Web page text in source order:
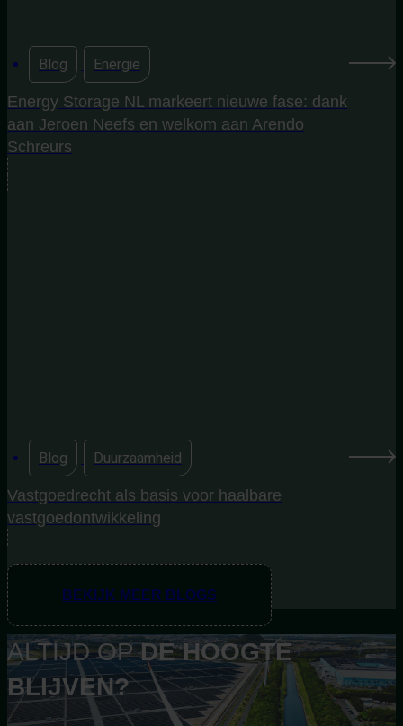
Blog Energie
Energy Storage NL markeert nieuwe fase: dank
aan Jeroen Neefs en welkom aan Arendo
Schreurs
Blog Duurzaamheid
Vastgoedrecht als basis voor haalbare
vastgoedontwikkeling
BEKIJK MEER BLOGS
ALTIJD OPDEHOOGTE
BLIJVEN?